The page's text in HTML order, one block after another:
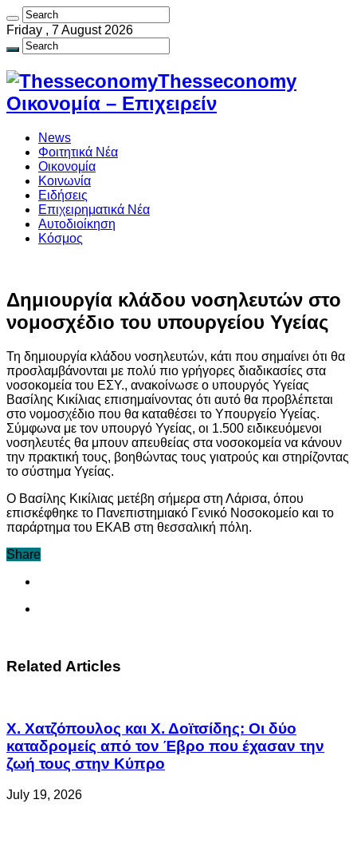
Friday , 7 August 2026
Thesseconomy
Οικονομία – Επιχειρείν
News
Φοιτητικά Νέα
Οικονομία
Κοινωνία
Ειδήσεις
Επιχειρηματικά Νέα
Αυτοδιοίκηση
Κόσμος
Δημιουργία κλάδου νοσηλευτών στο
νομοσχέδιο του υπουργείου Υγείας
Τη δημιουργία κλάδου νοσηλευτών, κάτι που σημαίνει ότι θα
προσλαμβάνονται με πολύ πιο γρήγορες διαδικασίες στα
νοσοκομεία του ΕΣΥ., ανακοίνωσε ο υπουργός Υγείας
Βασίλης Κικίλιας επισημαίνοντας ότι αυτό θα προβλέπεται
στο νομοσχέδιο που θα καταθέσει το Υπουργείο Υγείας.
Σύμφωνα με τον υπουργό Υγείας, οι 1.500 ειδικευόμενοι
νοσηλευτές θα μπουν απευθείας στα νοσοκομεία να κάνουν
την πρακτική τους, βοηθώντας τους γιατρούς και στηρίζοντας
το σύστημα Υγείας.
Ο Βασίλης Κικίλιας μετέβη σήμερα στη Λάρισα, όπου
επισκέφθηκε το Πανεπιστημιακό Γενικό Νοσοκομείο και το
παράρτημα του ΕΚΑΒ στη θεσσαλική πόλη.
Share
Related Articles
Χ. Χατζόπουλος και Χ. Δοϊτσίδης: Οι δύο
καταδρομείς από τον Έβρο που έχασαν την
ζωή τους στην Κύπρο
July 19, 2026